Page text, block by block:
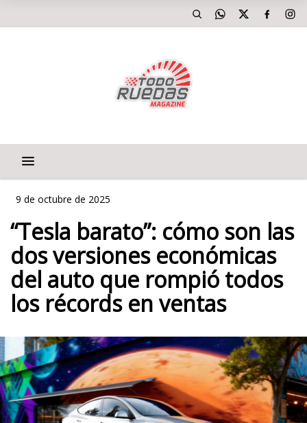
9 de octubre de 2025
“Tesla barato”: cómo son las
dos versiones económicas
del auto que rompió todos
los récords en ventas